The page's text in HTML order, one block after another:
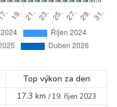
Top výkon za den
17.3 km /19. říjen 2023